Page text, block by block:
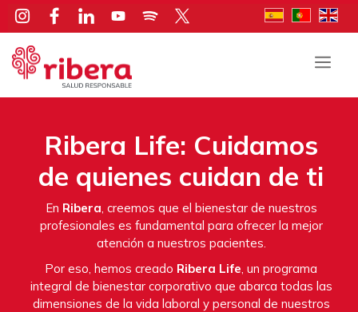
Saltar
contenido
Ribera Life: Cuidamos
de quienes cuidan de ti
En Ribera, creemos que el bienestar de nuestros
profesionales es fundamental para ofrecer la mejor
atención a nuestros pacientes.
Por eso, hemos creado Ribera Life, un programa
integral de bienestar corporativo que abarca todas las
dimensiones de la vida laboral y personal de nuestros